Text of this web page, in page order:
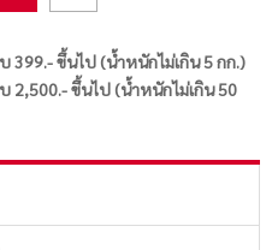
399.- ขึ้นไป (น้ำหนักไม่เกิน 5 กก.)
2,500.- ขึ้นไป (น้ำหนักไม่เกิน 50